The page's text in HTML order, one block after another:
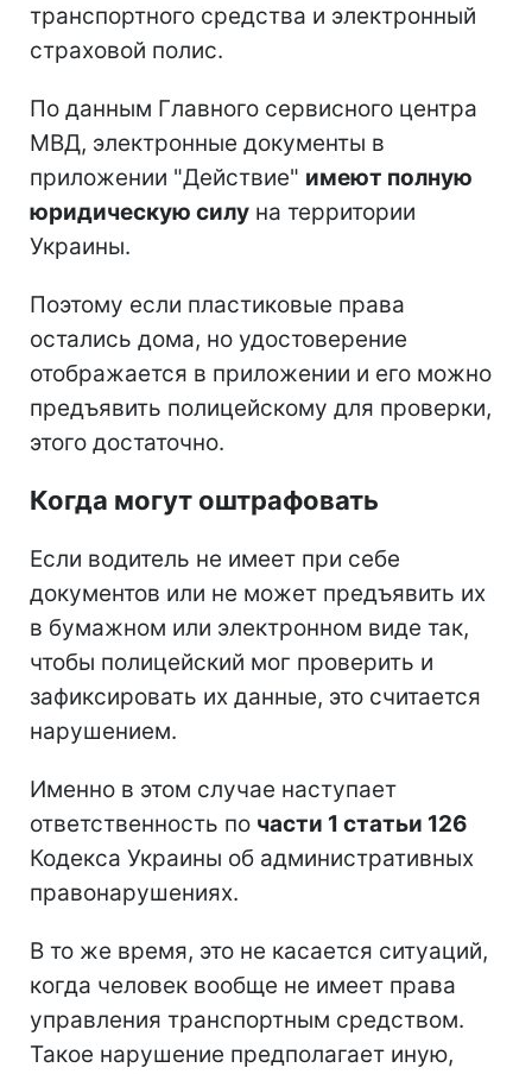
транспортного средства и электронный
страховой полис.
По данным Главного сервисного центра
МВД, электронные документы в
приложении "Действие" имеют полную
юридическую силу на территории
Украины.
Поэтому если пластиковые права
остались дома, но удостоверение
отображается в приложении и его можно
предъявить полицейскому для проверки,
этого достаточно.
Когда могут оштрафовать
Если водитель не имеет при себе
документов или не может предъявить их
в бумажном или электронном виде так,
чтобы полицейский мог проверить и
зафиксировать их данные, это считается
нарушением.
Именно в этом случае наступает
ответственность по части 1 статьи 126
Кодекса Украины об административных
правонарушениях.
В то же время, это не касается ситуаций,
когда человек вообще не имеет права
управления транспортным средством.
Такое нарушение предполагает иную,